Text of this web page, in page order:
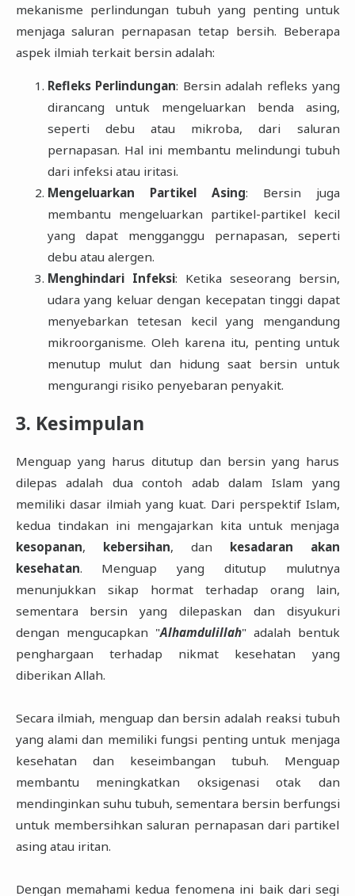
mekanisme perlindungan tubuh yang penting untuk
menjaga saluran pernapasan tetap bersih. Beberapa
aspek ilmiah terkait bersin adalah:
Refleks Perlindungan: Bersin adalah refleks yang
dirancang untuk mengeluarkan benda asing,
seperti debu atau mikroba, dari saluran
pernapasan. Hal ini membantu melindungi tubuh
dari infeksi atau iritasi.
Mengeluarkan Partikel Asing: Bersin juga
membantu mengeluarkan partikel-partikel kecil
yang dapat mengganggu pernapasan, seperti
debu atau alergen.
Menghindari Infeksi: Ketika seseorang bersin,
udara yang keluar dengan kecepatan tinggi dapat
menyebarkan tetesan kecil yang mengandung
mikroorganisme. Oleh karena itu, penting untuk
menutup mulut dan hidung saat bersin untuk
mengurangi risiko penyebaran penyakit.
3. Kesimpulan
Menguap yang harus ditutup dan bersin yang harus
dilepas adalah dua contoh adab dalam Islam yang
memiliki dasar ilmiah yang kuat. Dari perspektif Islam,
kedua tindakan ini mengajarkan kita untuk menjaga
kesopanan, kebersihan, dan kesadaran akan
kesehatan. Menguap yang ditutup mulutnya
menunjukkan sikap hormat terhadap orang lain,
sementara bersin yang dilepaskan dan disyukuri
dengan mengucapkan "Alhamdulillah" adalah bentuk
penghargaan terhadap nikmat kesehatan yang
diberikan Allah.
Secara ilmiah, menguap dan bersin adalah reaksi tubuh
yang alami dan memiliki fungsi penting untuk menjaga
kesehatan dan keseimbangan tubuh. Menguap
membantu meningkatkan oksigenasi otak dan
mendinginkan suhu tubuh, sementara bersin berfungsi
untuk membersihkan saluran pernapasan dari partikel
asing atau iritan.
Dengan memahami kedua fenomena ini baik dari segi